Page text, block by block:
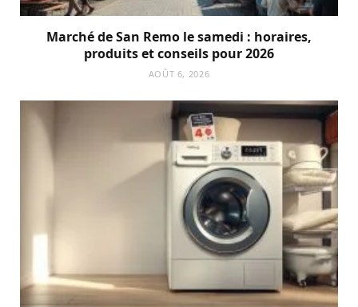
Marché de San Remo le samedi : horaires,
produits et conseils pour 2026
AOÛT 6, 2026